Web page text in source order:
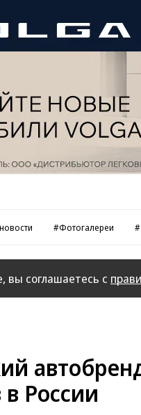
#Фотогалереи
вы соглашаетесь с
России